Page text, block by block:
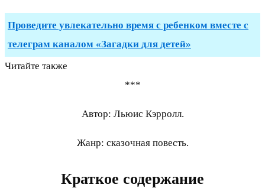
Проведите увлекательно время с ребенком вместе с
телеграм каналом «Загадки для детей»
Читайте также
***
Автор: Льюис Кэрролл.
Жанр: сказочная повесть.
Краткое содержание